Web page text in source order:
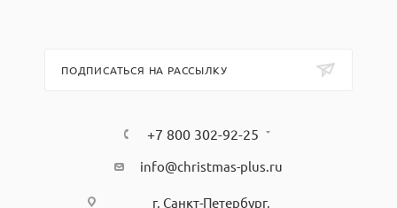
ПОДПИСАТЬСЯ НА РАССЫЛКУ
+7 800 302-92-25
info@christmas-plus.ru
г. Санкт-Петербург,